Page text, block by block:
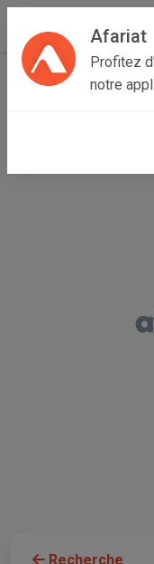
Afariat
Profitez
notre
Accueil Véhicules
Recherche